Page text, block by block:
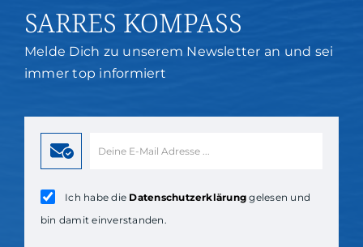
SARRES KOMPASS
Melde Dich zu unserem Newsletter an und sei
immer top informiert
Ich habe die Datenschutzerklärung gelesen und
bin damit einverstanden.